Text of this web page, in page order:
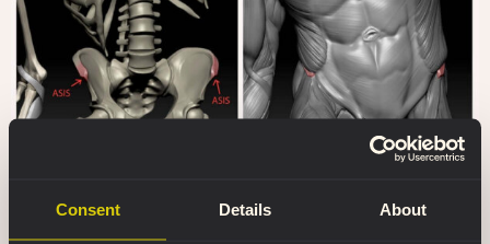
Consent Details About
Les muscles autour de l'ASIS dans le modèle numérique
3D de L'écorché combattant.